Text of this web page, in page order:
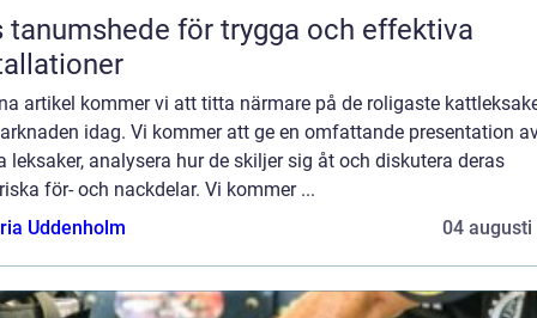
tanumshede för trygga och effektiva
artikel kommer vi att titta närmare på de roligaste
idag. Vi kommer att ge en omfattande presentation
leksaker, analysera hur de skiljer sig åt och diskutera deras
för- och nackdelar. Vi kommer ...
Uddenholm
04 augusti